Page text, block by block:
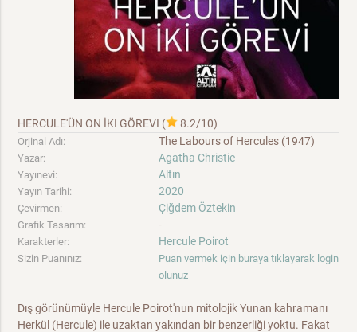
HERCULE'ÜN ON İKI GÖREVI ( 8.2/10)
Orjinal Adı: The Labours of Hercules (1947)
Yazar: Agatha Christie
Yayınevi: Altın
Yayın Tarihi: 2020
Çevirmen: Çiğdem Öztekin
Grafik Tasarım: -
Karakterler: Hercule Poirot
Sizin Puanınız:
Puan vermek için buraya tıklayarak login
olunuz
Dış görünümüyle Hercule Poirot'nun mitolojik Yunan kahramanı
Herkül (Hercule) ile uzaktan yakından bir benzerliği yoktu. Fakat